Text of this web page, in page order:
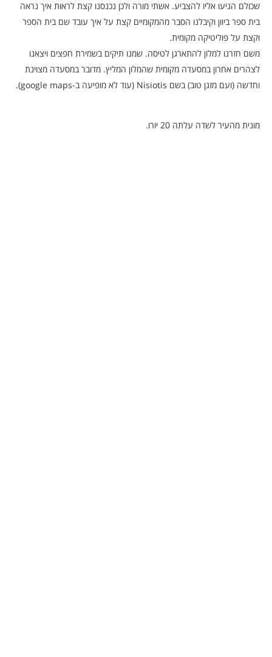
שכולם הגיעו אליו להצביע. אשתי מורה ולכן נכנסנו קצת לראות איך נראה
בית ספר ביוון וקיבלנו הסבר מהמקומיים קצת על איך עובד שם בית הספר
וקצת על פוליטיקה מקומית.
משם חזרנו למלון להתארגן לטיסה. שמנו תיקים בשמירת חפצים ויצאנו
לצהרים אחרון במסעדה מקומית שהמלון המליץ. מדובר במסעדה מצוינת
וחדשה (ועם מזגן טוב) בשם Nisiotis (עוד לא מופיעה ב-google maps).
מונית מהעיר לשדה עלתה 20 יורו.